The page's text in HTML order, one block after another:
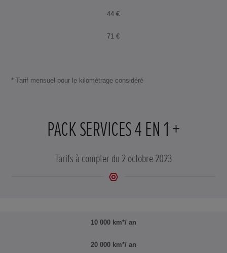
44 €
71 €
* Tarif mensuel pour le kilométrage considéré
PACK SERVICES 4 EN 1 +
Tarifs à compter du 2 octobre 2023
10 000 km*/ an
20 000 km*/ an